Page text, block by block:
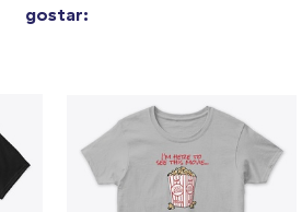
gostar: